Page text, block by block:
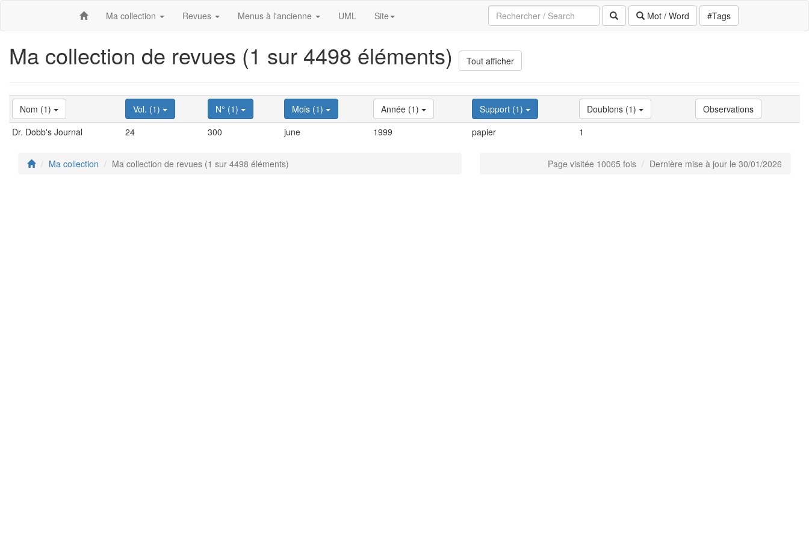
Ma collection Revues Menus à l'ancienne UML Site Mot / Word #Tags
Ma collection de revues (1 sur 4498 éléments) Tout afficher
Nom (1) Vol. (1) N° (1) Mois (1) Année (1) Support (1) Doublons (1)
Observations
Dr. Dobb's Journal
24 300 june 1999 papier 1
Ma collection Ma collection de revues (1 sur 4498 éléments) Page visitée 10065 fois Dernière mise à jour le 30/01/2026